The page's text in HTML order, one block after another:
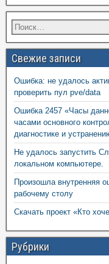
Свежие записи
Ошибка: не удалось
проверить пул pve/data
Ошибка 2457 «Часы
часами основного
диагностике и
Не удалось запустить
локальном компьютере.
Произошла внутренняя
рабочему столу
Скачать проект «Кто
Рубрики